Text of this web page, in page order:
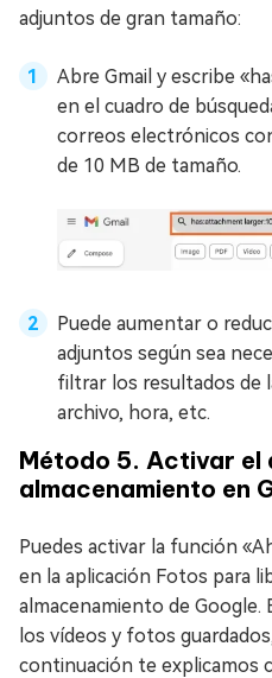
adjuntos de gran tamaño:
Abre Gmail y escribe
en el cuadro de
correos electrónicos
de 10 MB de tamaño.
Puede aumentar o
adjuntos según sea
filtrar los resultados de
archivo, hora, etc.
Método 5. Activar el
almacenamiento en
Puedes activar la función
en la aplicación Fotos para
almacenamiento de Google.
los vídeos y fotos
continuación te explicamos